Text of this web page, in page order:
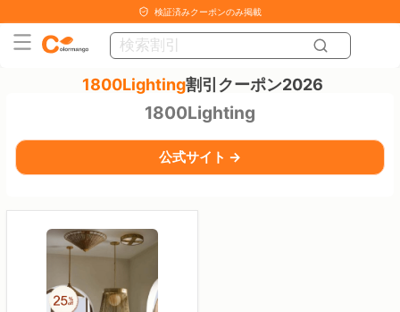
検証済みクーポンのみ掲載
1800Lighting割引クーポン2026
1800Lighting
公式サイト →